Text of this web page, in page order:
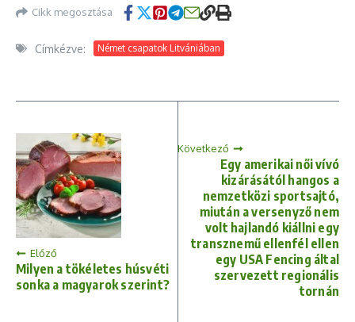
Cikk megosztása
Címkézve: Német csapatok Litvániában
Előző
Milyen a tökéletes húsvéti
sonka a magyarok szerint?
Következő
Egy amerikai női vívó
kizárásától hangos a
nemzetközi sportsajtó,
miután a versenyző nem
volt hajlandó kiállni egy
transznemű ellenfél ellen
egy USA Fencing által
szervezett regionális
tornán